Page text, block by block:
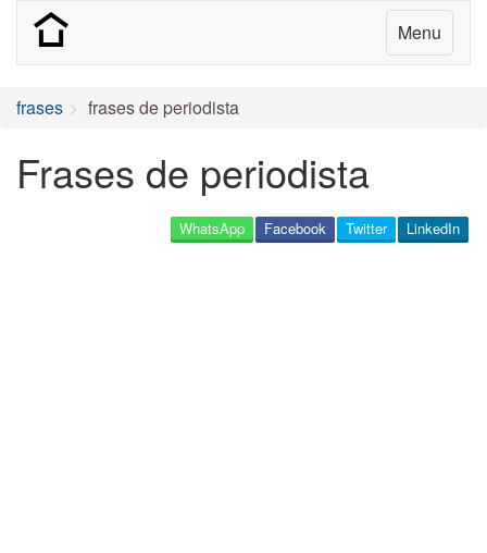
Menu
frases frases de periodista
Frases de periodista
LinkedIn
Twitter
Facebook
WhatsApp